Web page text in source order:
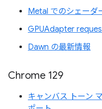
Metal でのシェーダ
GPUAdapter
Dawn の最新情報
Chrome 129
キャンバス トーン